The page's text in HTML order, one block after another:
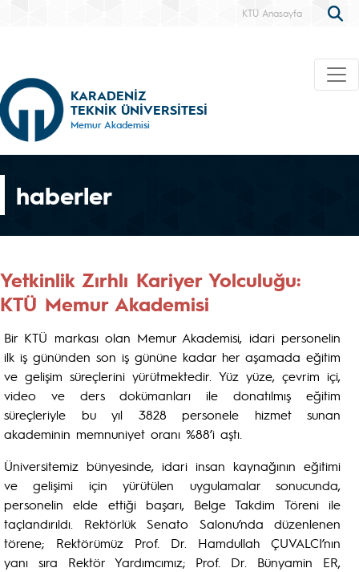
KTÜ Anasayfa
KARADENİZ
TEKNİK ÜNİVERSİTESİ
Memur Akademisi
haberler
Yetkinlik Zırhlı Kariyer Yolculuğu:
KTÜ Memur Akademisi
Bir KTÜ markası olan Memur Akademisi, idari personelin
ilk iş gününden son iş gününe kadar her aşamada eğitim
ve gelişim süreçlerini yürütmektedir. Yüz yüze, çevrim içi,
video ve ders dokümanları ile donatılmış eğitim
süreçleriyle bu yıl 3828 personele hizmet sunan
akademinin memnuniyet oranı %88’i aştı.
Üniversitemiz bünyesinde, idari insan kaynağının eğitimi
ve gelişimi için yürütülen uygulamalar sonucunda,
personelin elde ettiği başarı, Belge Takdim Töreni ile
taçlandırıldı. Rektörlük Senato Salonu’nda düzenlenen
törene; Rektörümüz Prof. Dr. Hamdullah ÇUVALCI’nın
yanı sıra Rektör Yardımcımız; Prof. Dr. Bünyamin ER,